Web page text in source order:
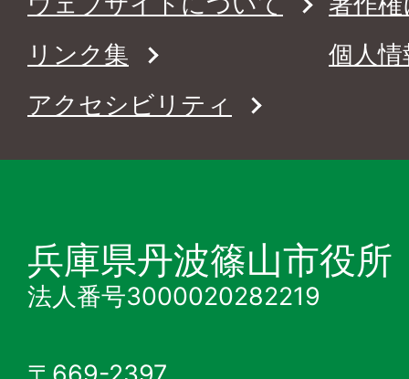
リンク集
個人
アクセシビリティ
兵庫県丹波篠山市役所
法人番号3000020282219